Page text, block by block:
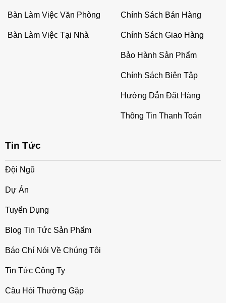
Bàn Làm Việc Văn Phòng
Bàn Làm Việc Tại Nhà
Chính Sách Bán Hàng
Chính Sách Giao Hàng
Bảo Hành Sản Phẩm
Chính Sách Biên Tập
Hướng Dẫn Đặt Hàng
Thông Tin Thanh Toán
Tin Tức
Đội Ngũ
Dự Án
Tuyển Dụng
Blog Tin Tức Sản Phẩm
Báo Chí Nói Về Chúng Tôi
Tin Tức Công Ty
Câu Hỏi Thường Gặp